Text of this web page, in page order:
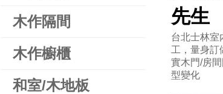
木作隔間
木作櫥櫃
和室/木地板
先生
台北士林室
工，量身訂
實木門/房
型變化